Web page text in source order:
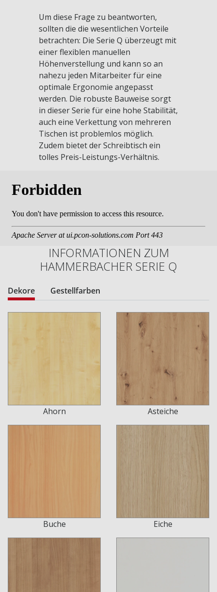
Um diese Frage zu beantworten,
sollten die die wesentlichen Vorteile
betrachten: Die Serie Q überzeugt mit
einer flexiblen manuellen
Höhenverstellung und kann so an
nahezu jeden Mitarbeiter für eine
optimale Ergonomie angepasst
werden. Die robuste Bauweise sorgt
in dieser Serie für eine hohe Stabilität,
auch eine Verkettung von mehreren
Tischen ist problemlos möglich.
Zudem bietet der Schreibtisch ein
tolles Preis-Leistungs-Verhältnis.
INFORMATIONEN ZUM
HAMMERBACHER SERIE Q
Dekore Gestellfarben
Ahorn Asteiche
Buche Eiche